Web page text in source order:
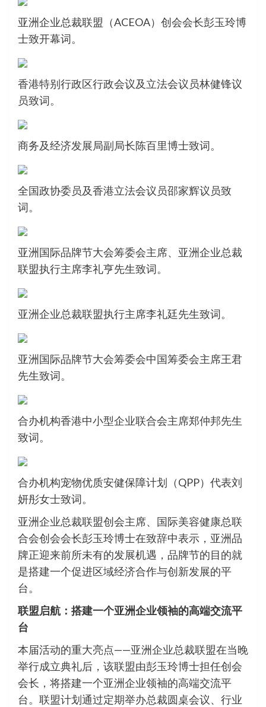
亚洲企业总裁联盟（ACEOA）创会会长彭玉玲博
士致开幕词。
香港特别行政区行政会议及立法会议员林健锋议
员致词。
商务及经济发展局副局长陈百里博士致词。
全国政协委员及香港立法会议员邵家辉议员致
词。
亚洲国际品牌节大会筹委会主席、亚洲企业总裁
联盟执行主席李礼亨先生致词。
亚洲企业总裁联盟执行主席李礼廷先生致词。
亚洲国际品牌节大会筹委会中国筹委会主席王君
先生致词。
合办机构香港中小型企业联合会主席郑仲邦先生
致词。
合办机构宠物优质安健保障计划（QPP）代表刘
妍彤女士致词。
亚洲企业总裁联盟创会主席、国际美容健康总联
合会创会会长彭玉玲博士在致辞中表示，亚洲品
牌正迎来前所未有的发展机遇，品牌节的目的就
是搭建一个促进区域经济合作与创新发展的平
台。
联盟启航：搭建一个亚洲企业领袖的高端交流平
台
本届活动的重大亮点——亚洲企业总裁联盟在当晚
举行成立典礼后，该联盟由彭玉玲博士担任创会
会长，将搭建一个亚洲企业领袖的高端交流平
台。联盟计划通过定期举办总裁圆桌会议、行业